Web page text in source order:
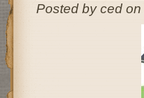
Posted by ced